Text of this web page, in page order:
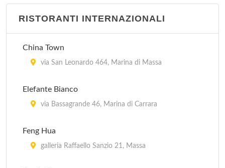
RISTORANTI INTERNAZIONALI
China Town
via San Leonardo 464, Marina di Massa
Elefante Bianco
via Bassagrande 46, Marina di Carrara
Feng Hua
galleria Raffaello Sanzio 21, Massa